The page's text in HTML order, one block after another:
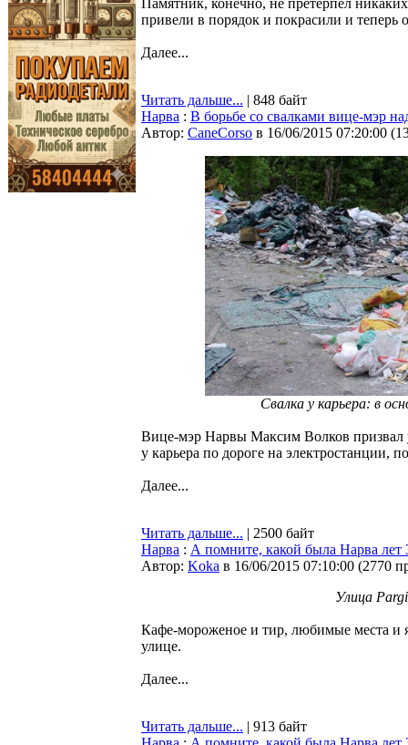
Памятник, конечно, не претерпел
привели в порядок и покрасили и теперь
Далее...
Читать дальше... | 848 байт
Нарва : В борьбе со свалками вице-мэр
Автор: CaneCorso в 16/06/2015 07:20:00 (
Свалка у карьера: в
Вице-мэр Нарвы Максим Волков призвал
у карьера по дороге на электростанции,
Далее...
Читать дальше... | 2500 байт
Нарва : А помните, какой была Нарва лет
Автор: Koka в 16/06/2015 07:10:00 (2770
Улица
Кафе-мороженое и тир, любимые места и
улице.
Далее...
Читать дальше... | 913 байт